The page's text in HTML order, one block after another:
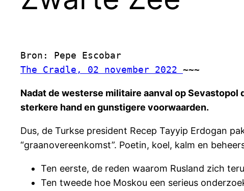
Bron: Pepe Escobar
The Cradle, 02 november 2022 ~~~
Nadat de westerse militaire aanval op
sterkere hand en gunstigere voorwaarden.
Dus, de Turkse president Recep Tayyip Erdogan
“graanovereenkomst”. Poetin, koel, kalm en
Ten eerste, de reden waarom Rusland zich
Ten tweede hoe Moskou een serieus